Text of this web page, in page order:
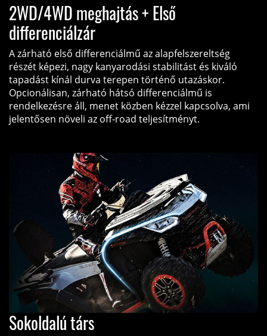
2WD/4WD meghajtás + Első
differenciálzár
A zárható első differenciálmű az alapfelszereltség
részét képezi, nagy kanyarodási stabilitást és kiváló
tapadást kínál durva terepen történő utazáskor.
Opcionálisan, zárható hátsó differenciálmű is
rendelkezésre áll, menet közben kézzel kapcsolva, ami
jelentősen növeli az off-road teljesítményt.
Sokoldalú társ